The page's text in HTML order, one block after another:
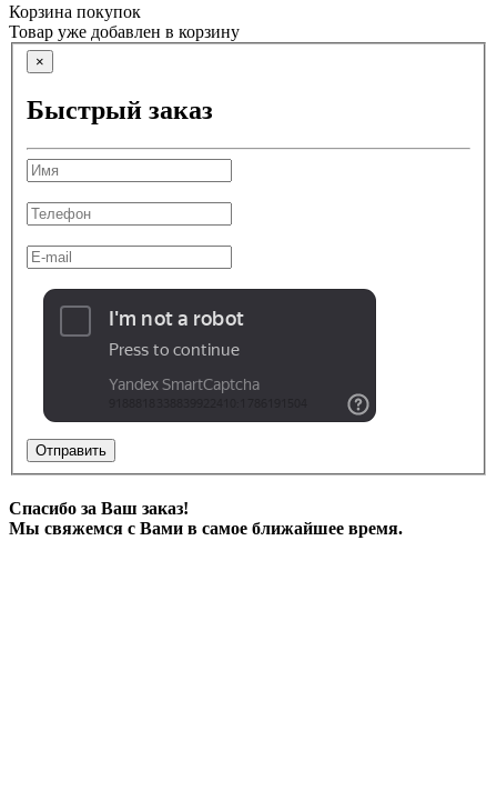
Корзина покупок
Товар уже добавлен в корзину
×
Быстрый заказ
Отправить
Спасибо за Ваш заказ!
Мы свяжемся с Вами в самое ближайшее время.